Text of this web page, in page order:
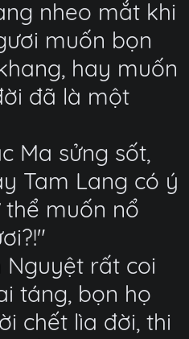
nheo mắt khi
muốn bọn
hay muốn
đã là một
Ma sửng sốt,
Tam Lang có ý
thể muốn nổ
Nguyệt rất coi
táng, bọn họ
chết lìa đời, thi